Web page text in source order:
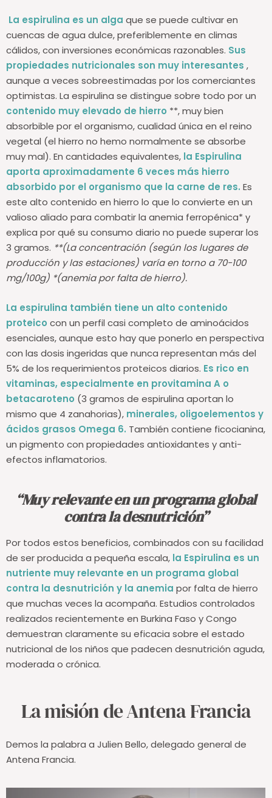
La espirulina es un alga
que se puede cultivar en
cuencas de agua dulce, preferiblemente en climas
cálidos, con inversiones económicas razonables.
Sus
propiedades nutricionales son muy interesantes
aunque a veces sobreestimadas por los comerciantes
optimistas.
La espirulina se distingue sobre todo por un
contenido muy elevado de hierro
**, muy bien
absorbible por el organismo, cualidad única en el reino
vegetal (el hierro no hemo normalmente se absorbe
muy mal). En cantidades equivalentes,
la Espirulina
aporta aproximadamente 6 veces más hierro
absorbido por el organismo que la carne de res.
este alto contenido en hierro lo que lo convierte en un
valioso aliado para combatir la anemia ferropénica* y
explica por qué su consumo diario no puede superar los
3 gramos.
**(La concentración (según los lugares de
producción y las estaciones) varía en torno a 70-100
mg/100g)
*(anemia por falta de hierro).
La espirulina también tiene un alto contenido
proteico
con un perfil casi completo de aminoácidos
esenciales, aunque esto hay que ponerlo en perspectiva
con las dosis ingeridas que nunca representan más del
5% de los requerimientos proteicos diarios.
Es rico en
vitaminas, especialmente en provitamina A o
betacaroteno
(3 gramos de espirulina aportan lo
mismo que 4 zanahorias), minerales, oligoelementos y
ácidos grasos Omega 6.
También contiene ficocianina,
un pigmento con propiedades antioxidantes y anti-
“Muy relevante en un programa global
contra la desnutrición”
Por todos estos beneficios, combinados con su facilidad
de ser producida a pequeña escala,
la Espirulina es un
nutriente muy relevante en un programa global
contra la desnutrición y la anemia por falta de hierro
que muchas veces la acompaña. Estudios controlados
realizados recientemente en Burkina Faso y Congo
demuestran claramente su eficacia sobre el estado
nutricional de los niños que padecen desnutrición aguda,
La misión de Antena Francia
Demos la palabra a Julien Bello, delegado general de